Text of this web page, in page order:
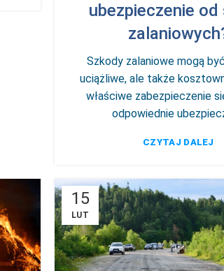
ubezpieczenie od
Szkody zalaniowe mogą
uciążliwe, ale także
właściwe zabezpieczenie
odpowiednie
CZYTAJ DALEJ
15
LUT